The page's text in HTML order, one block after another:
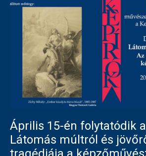
Április 15-én folytatódik
Látomás múltról és